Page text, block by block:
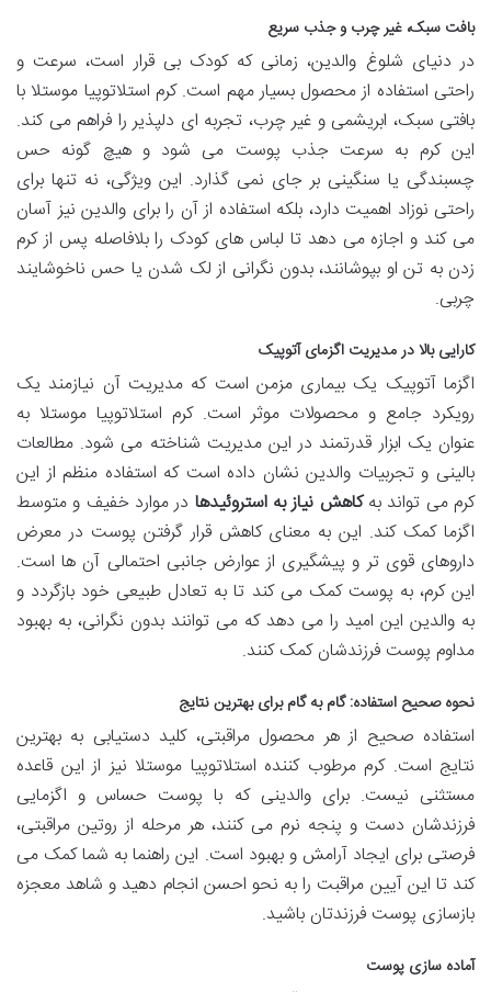
بافت سبک، غیر چرب و جذب سریع
در دنیای شلوغ والدین، زمانی که کودک بی قرار است، سرعت و
راحتی استفاده از محصول بسیار مهم است. کرم استلاتوپیا موستلا با
بافتی سبک، ابریشمی و غیر چرب، تجربه ای دلپذیر را فراهم می کند.
این کرم به سرعت جذب پوست می شود و هیچ گونه حس
چسبندگی یا سنگینی بر جای نمی گذارد. این ویژگی، نه تنها برای
راحتی نوزاد اهمیت دارد، بلکه استفاده از آن را برای والدین نیز آسان
می کند و اجازه می دهد تا لباس های کودک را بلافاصله پس از کرم
زدن به تن او بپوشانند، بدون نگرانی از لک شدن یا حس ناخوشایند
چربی.
کارایی بالا در مدیریت اگزمای آتوپیک
اگزما آتوپیک یک بیماری مزمن است که مدیریت آن نیازمند یک
رویکرد جامع و محصولات موثر است. کرم استلاتوپیا موستلا به
عنوان یک ابزار قدرتمند در این مدیریت شناخته می شود. مطالعات
بالینی و تجربیات والدین نشان داده است که استفاده منظم از این
کرم می تواند بهکاهش نیاز به استروئیدها در موارد خفیف و متوسط
اگزما کمک کند. این به معنای کاهش قرار گرفتن پوست در معرض
داروهای قوی تر و پیشگیری از عوارض جانبی احتمالی آن ها است.
این کرم، به پوست کمک می کند تا به تعادل طبیعی خود بازگردد و
به والدین این امید را می دهد که می توانند بدون نگرانی، به بهبود
مداوم پوست فرزندشان کمک کنند.
نحوه صحیح استفاده: گام به گام برای بهترین نتایج
استفاده صحیح از هر محصول مراقبتی، کلید دستیابی به بهترین
نتایج است. کرم مرطوب کننده استلاتوپیا موستلا نیز از این قاعده
مستثنی نیست. برای والدینی که با پوست حساس و اگزمایی
فرزندشان دست و پنجه نرم می کنند، هر مرحله از روتین مراقبتی،
فرصتی برای ایجاد آرامش و بهبود است. این راهنما به شما کمک می
کند تا این آیین مراقبت را به نحو احسن انجام دهید و شاهد معجزه
بازسازی پوست فرزندتان باشید.
آماده سازی پوست